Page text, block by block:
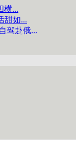
横...
甜如...
驾赴俄...